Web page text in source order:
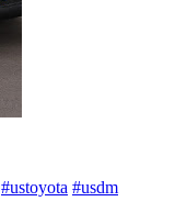
#ustoyota #usdm